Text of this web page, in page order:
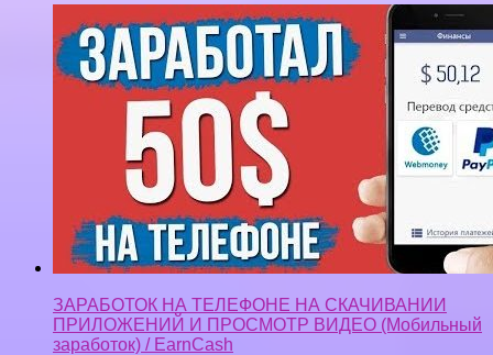
ЗАРАБОТОК НА ТЕЛЕФОНЕ НА СКАЧИВАНИИ
ПРИЛОЖЕНИЙ И ПРОСМОТР ВИДЕО (Мобильный
заработок) / EarnCash